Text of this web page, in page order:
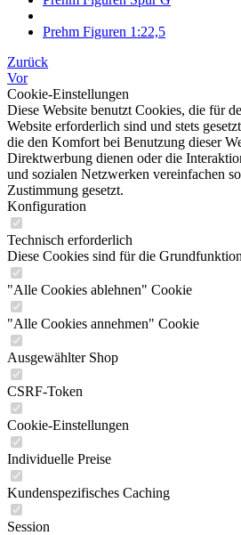
Prehm Figuren 1:22,5
Zurück
Vor
Cookie-Einstellungen
Diese Website benutzt Cookies, die für
Website erforderlich sind und stets
die den Komfort bei Benutzung dieser
Direktwerbung dienen oder die
und sozialen Netzwerken vereinfachen
Zustimmung gesetzt.
Konfiguration
Technisch erforderlich
Diese Cookies sind für die
"Alle Cookies ablehnen" Cookie
"Alle Cookies annehmen" Cookie
Ausgewählter Shop
CSRF-Token
Cookie-Einstellungen
Individuelle Preise
Kundenspezifisches Caching
Session